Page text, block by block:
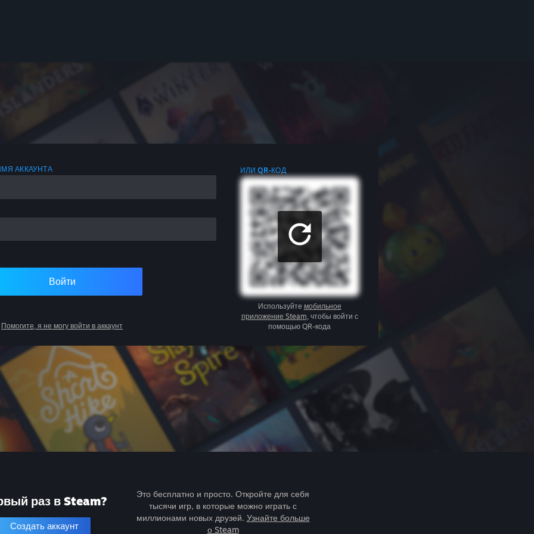
АККАУНТА
Войти
Помогите, я не могу войти в аккаунт
ИЛИ QR-КОД
Используйте мобильное
приложение Steam, чтобы войти с
помощью QR-кода
раз в Steam?
Создать аккаунт
Это бесплатно и просто. Откройте для себя
тысячи игр, в которые можно играть с
миллионами новых друзей. Узнайте больше
о Steam